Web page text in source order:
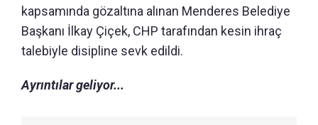
kapsamında gözaltına alınan Menderes Belediye
Başkanı İlkay Çiçek, CHP tarafından kesin ihraç
talebiyle disipline sevk edildi.
Ayrıntılar geliyor...